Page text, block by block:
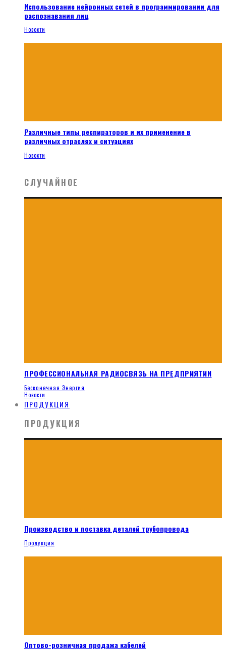
Использование нейронных сетей в программировании для
распознавания лиц
Новости
Различные типы респираторов и их применение в
различных отраслях и ситуациях
Новости
СЛУЧАЙНОЕ
ПРОФЕССИОНАЛЬНАЯ РАДИОСВЯЗЬ НА ПРЕДПРИЯТИИ
Бесконечная Энергия
Новости
ПРОДУКЦИЯ
ПРОДУКЦИЯ
Производство и поставка деталей трубопровода
Продукция
Оптово-розничная продажа кабелей